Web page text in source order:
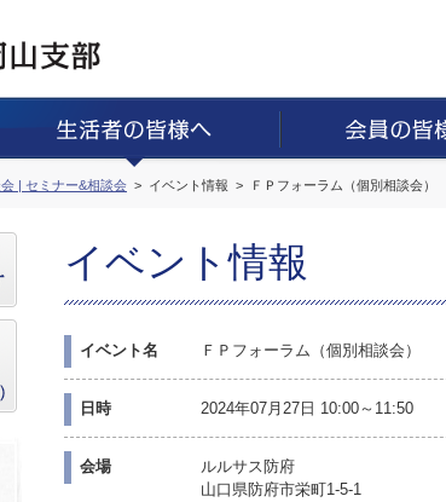
| セミナー&相談会 イベント情報 ＦＰフォーラム（個別相談会）
イベント情報
イベント名 ＦＰフォーラム（個別相談会）
日時 2024年07月27日 10:00～11:50
会場
ルルサス防府
山口県防府市栄町1-5-1